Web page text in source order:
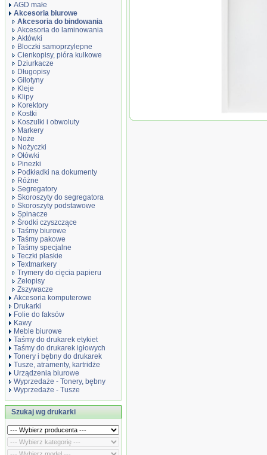
AGD małe
Akcesoria biurowe
Akcesoria do bindowania
Akcesoria do laminowania
Aktówki
Bloczki samoprzylepne
Cienkopisy, pióra kulkowe
Dziurkacze
Długopisy
Gilotyny
Kleje
Klipy
Korektory
Kostki
Koszulki i obwoluty
Markery
Noże
Nożyczki
Ołówki
Pinezki
Podkładki na dokumenty
Różne
Segregatory
Skoroszyty do segregatora
Skoroszyty podstawowe
Spinacze
Środki czyszczące
Taśmy biurowe
Taśmy pakowe
Taśmy specjalne
Teczki płaskie
Textmarkery
Trymery do cięcia papieru
Żelopisy
Zszywacze
Akcesoria komputerowe
Drukarki
Folie do faksów
Kawy
Meble biurowe
Taśmy do drukarek etykiet
Taśmy do drukarek igłowych
Tonery i bębny do drukarek
Tusze, atramenty, kartridże
Urządzenia biurowe
Wyprzedaże - Tonery, bębny
Wyprzedaże - Tusze
Szukaj wg drukarki
Okładki do